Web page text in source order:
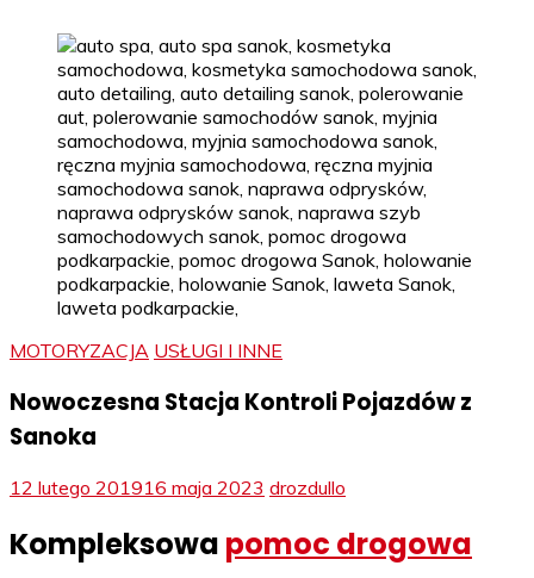
MOTORYZACJA USŁUGI I INNE
Nowoczesna Stacja Kontroli Pojazdów z
Sanoka
12 lutego 201916 maja 2023 drozdullo
Kompleksowa pomoc drogowa